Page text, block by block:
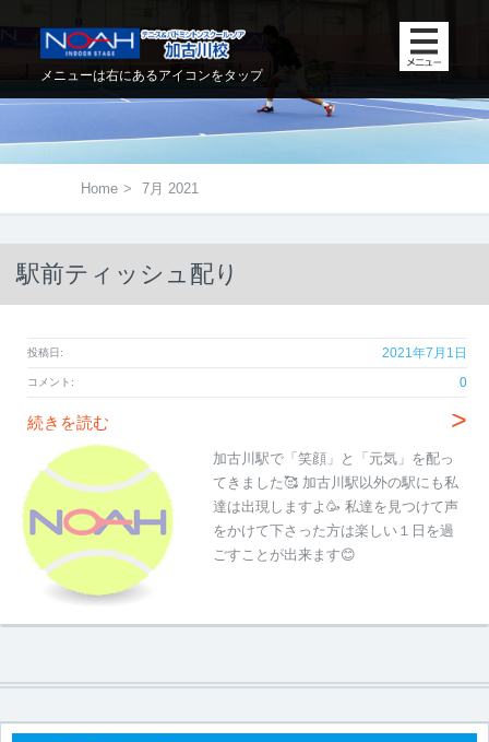
メニューは右にあるアイコンをタップ
Home > 7月 2021
駅前ティッシュ配り
投稿日: 2021年7月1日
コメント: 0
続きを読む >
加古川駅で「笑顔」と「元気」を配っ
てきました🥰 加古川駅以外の駅にも私
達は出現しますよ🥳 私達を見つけて声
をかけて下さった方は楽しい１日を過
ごすことが出来ます😊